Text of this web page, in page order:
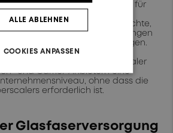
to-End-Verkabelungslösungen für
strukturierte
Glasfaserkabel mit hoher Dichte,
sowie Lösungen
wachstumsstarke Umgebungen.
für Hyperscaler
und Carrier-Anbietern eine
ohne dass die
erforderlich ist.
Glasfaserversorgung
ALLE ABLEHNEN
COOKIES ANPASSEN